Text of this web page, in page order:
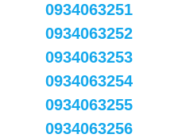
0934063251
0934063252
0934063253
0934063254
0934063255
0934063256